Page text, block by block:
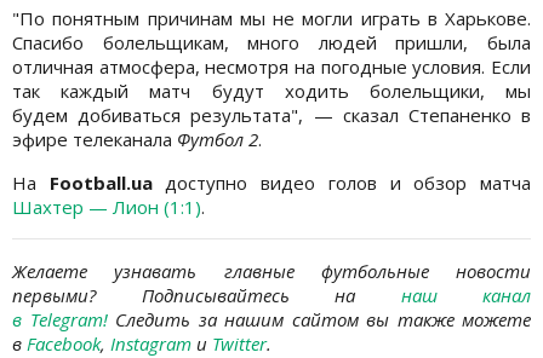
"По понятным причинам мы не могли играть в Харькове.
Спасибо болельщикам, много людей пришли, была
отличная атмосфера, несмотря на погодные условия. Если
так каждый матч будут ходить болельщики, мы
будем добиваться результата", — сказал Степаненко в
эфире телеканала Футбол 2.
На Football.uaдоступно видео голов и обзор матча
Шахтер — Лион (1:1).
Желаете узнавать главные футбольные новости
первыми?
Подписывайтесь на наш канал
в Telegram!Следить за нашим сайтом вы также можете
в Facebook, Instagram и Twitter.